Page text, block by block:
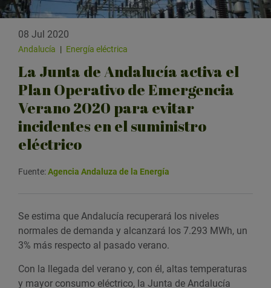
08 Jul 2020
Andalucía | Energía eléctrica
La Junta de Andalucía activa el
Plan Operativo de Emergencia
Verano 2020 para evitar
incidentes en el suministro
eléctrico
Fuente:Agencia Andaluza de la Energía
Se estima que Andalucía recuperará los niveles
normales de demanda y alcanzará los 7.293 MWh, un
3% más respecto al pasado verano.
Con la llegada del verano y, con él, altas temperaturas
y mayor consumo eléctrico, la Junta de Andalucía